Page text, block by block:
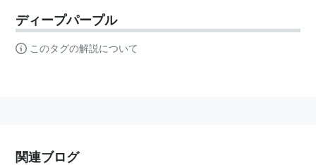
ディープパープル
このタグの解説について
関連ブログ